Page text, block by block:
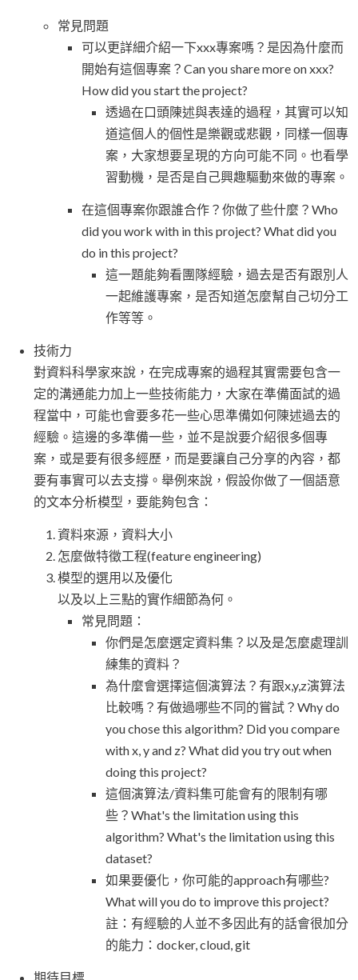
常見問題
可以更詳細介紹一下xxx專案嗎？是因為什麼而
開始有這個專案？Can you share more on xxx?
How did you start the project?
透過在口頭陳述與表達的過程，其實可以知
道這個人的個性是樂觀或悲觀，同樣一個專
案，大家想要呈現的方向可能不同。也看學
習動機，是否是自己興趣驅動來做的專案。
在這個專案你跟誰合作？你做了些什麼？Who
did you work with in this project? What did you
do in this project?
這一題能夠看團隊經驗，過去是否有跟別人
一起維護專案，是否知道怎麼幫自己切分工
作等等。
技術力
對資料科學家來說，在完成專案的過程其實需要包含一
定的溝通能力加上一些技術能力，大家在準備面試的過
程當中，可能也會要多花一些心思準備如何陳述過去的
經驗。這邊的多準備一些，並不是說要介紹很多個專
案，或是要有很多經歷，而是要讓自己分享的內容，都
要有事實可以去支撐。舉例來說，假設你做了一個語意
的文本分析模型，要能夠包含：
資料來源，資料大小
怎麼做特徵工程(feature engineering)
模型的選用以及優化
以及以上三點的實作細節為何。
常見問題：
你們是怎麼選定資料集？以及是怎麼處理訓
練集的資料？
為什麼會選擇這個演算法？有跟x,y,z演算法
比較嗎？有做過哪些不同的嘗試？Why do
you chose this algorithm? Did you compare
with x, y and z? What did you try out when
doing this project?
這個演算法/資料集可能會有的限制有哪
些？What's the limitation using this
algorithm? What's the limitation using this
dataset?
如果要優化，你可能的approach有哪些?
What will you do to improve this project?
註：有經驗的人並不多因此有的話會很加分
的能力：docker, cloud, git